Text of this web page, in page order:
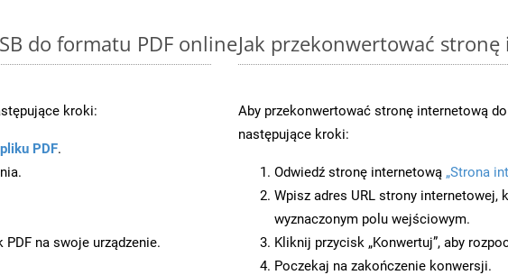
do formatu PDF online
kroki:
PDF.
na swoje urządzenie.
Jak przekonwertować
Aby przekonwertować stronę internetową
następujące kroki:
Odwiedź stronę internetową „Strona
Wpisz adres URL strony internetowej,
wyznaczonym polu wejściowym.
Kliknij przycisk „Konwertuj”, aby
Poczekaj na zakończenie konwersji.